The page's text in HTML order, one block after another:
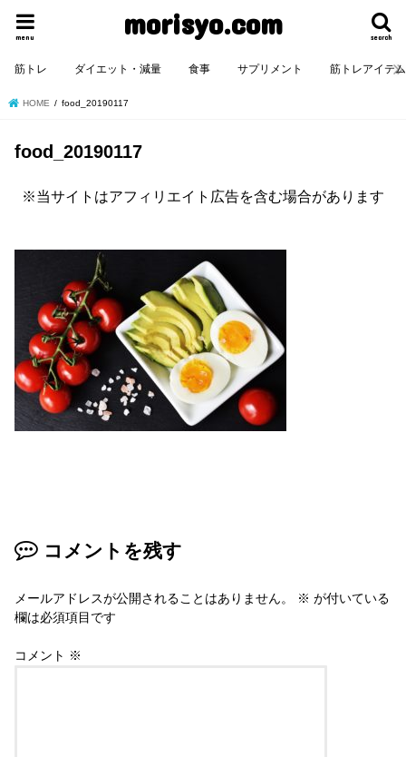
morisyo.com search
menu
筋トレ ダイエット・減量 食事 サプリメント 筋トレアイテム
HOME food_20190117
food_20190117
※当サイトはアフィリエイト広告を含む場合があります
コメントを残す
メールアドレスが公開されることはありません。 ※ が付いている
欄は必須項目です
コメント ※